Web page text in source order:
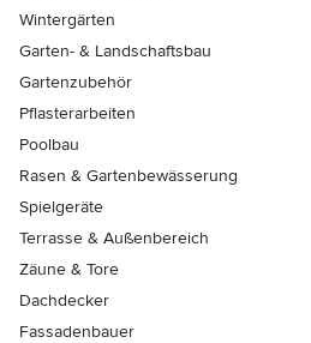
Wintergärten
Garten- & Landschaftsbau
Gartenzubehör
Pflasterarbeiten
Poolbau
Rasen & Gartenbewässerung
Spielgeräte
Terrasse & Außenbereich
Zäune & Tore
Dachdecker
Fassadenbauer